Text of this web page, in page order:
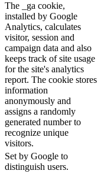
The _ga cookie,
installed by Google
Analytics, calculates
visitor, session and
campaign data and also
keeps track of site usage
for the site's analytics
report. The cookie stores
information
anonymously and
assigns a randomly
generated number to
recognize unique
visitors.
Set by Google to
distinguish users.